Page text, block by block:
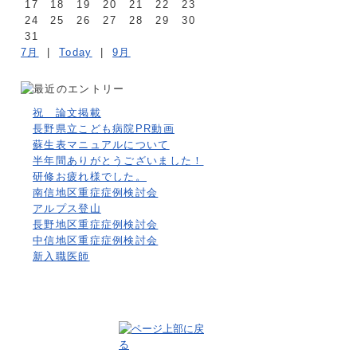
17
18 19 20 21 22
23
24
25 26 27 28 29
30
31
7月
|Today |9月
祝 論文掲載
長野県立こども病院PR動画
蘇生表マニュアルについて
半年間ありがとうございました！
研修お疲れ様でした。
南信地区重症症例検討会
アルプス登山
長野地区重症症例検討会
中信地区重症症例検討会
新入職医師